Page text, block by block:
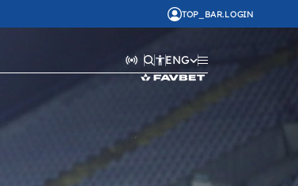
TOP_BAR.LOGIN
ENG